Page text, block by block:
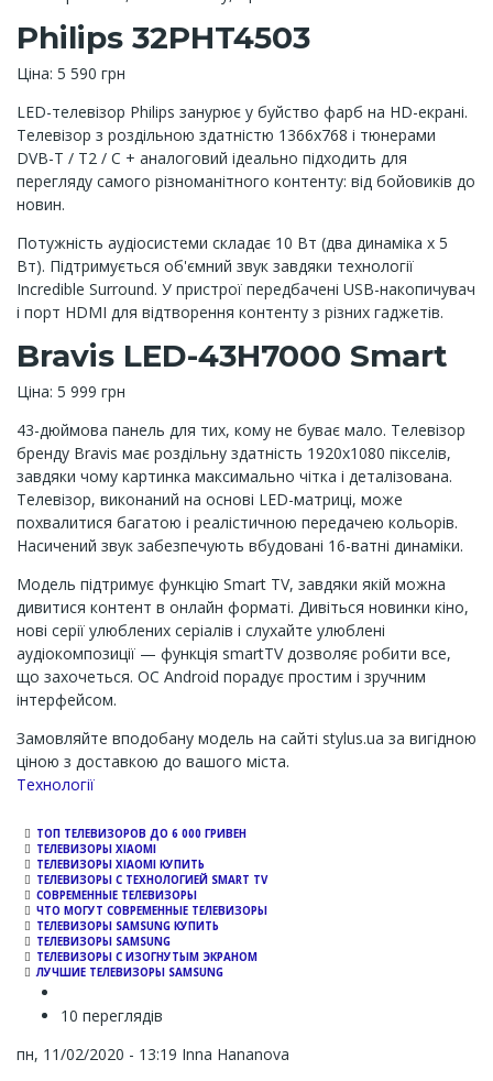
Philips 32PHT4503
Ціна: 5 590 грн
LED-телевізор Philips занурює у буйство фарб на HD-екрані.
Телевізор з роздільною здатністю 1366x768 і тюнерами
DVB-T / T2 / C + аналоговий ідеально підходить для
перегляду самого різноманітного контенту: від бойовиків до
новин.
Потужність аудіосистеми складає 10 Вт (два динаміка х 5
Вт). Підтримується об'ємний звук завдяки технології
Incredible Surround. У пристрої передбачені USB-накопичувач
і порт HDMI для відтворення контенту з різних гаджетів.
Bravis LED-43H7000 Smart
Ціна: 5 999 грн
43-дюймова панель для тих, кому не буває мало. Телевізор
бренду Bravis має роздільну здатність 1920x1080 пікселів,
завдяки чому картинка максимально чітка і деталізована.
Телевізор, виконаний на основі LED-матриці, може
похвалитися багатою і реалістичною передачею кольорів.
Насичений звук забезпечують вбудовані 16-ватні динаміки.
Модель підтримує функцію Smart TV, завдяки якій можна
дивитися контент в онлайн форматі. Дивіться новинки кіно,
нові серії улюблених серіалів і слухайте улюблені
аудіокомпозиції — функція smartTV дозволяє робити все,
що захочеться. ОС Android порадує простим і зручним
інтерфейсом.
Замовляйте вподобану модель на сайті stylus.ua за вигідною
ціною з доставкою до вашого міста.
Channel
Технології
ТОП ТЕЛЕВИЗОРОВ ДО 6 000 ГРИВЕН
ТЕЛЕВИЗОРЫ XIAOMI
ТЕЛЕВИЗОРЫ XIAOMI КУПИТЬ
ТЕЛЕВИЗОРЫ С ТЕХНОЛОГИЕЙ SMART TV
СОВРЕМЕННЫЕ ТЕЛЕВИЗОРЫ
ЧТО МОГУТ СОВРЕМЕННЫЕ ТЕЛЕВИЗОРЫ
ТЕЛЕВИЗОРЫ SAMSUNG КУПИТЬ
ТЕЛЕВИЗОРЫ SAMSUNG
ТЕЛЕВИЗОРЫ С ИЗОГНУТЫМ ЭКРАНОМ
ЛУЧШИЕ ТЕЛЕВИЗОРЫ SAMSUNG
10 переглядів
пн, 11/02/2020 - 13:19 Inna Hananova